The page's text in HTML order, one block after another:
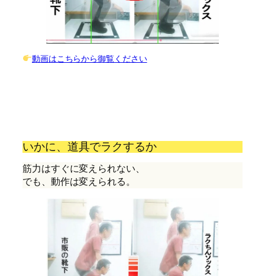
動画はこちらから御覧ください
いかに、道具でラクするか
筋力はすぐに変えられない、
でも、動作は変えられる。